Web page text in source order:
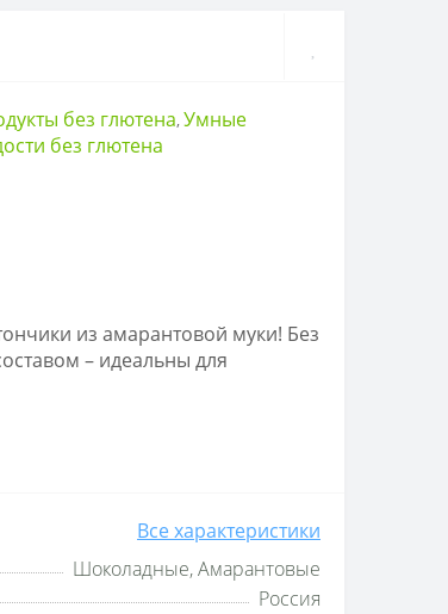
без глютена,Умные
без глютена
из амарантовой муки! Без
– идеальны для
Все характеристики
Шоколадные, Амарантовые
Россия